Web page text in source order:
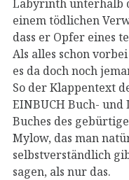
Labyrinth unterhalb
einem tödlichen
dass er Opfer eines
Als alles schon
es da doch noch
So der Klappentext
EINBUCH Buch-
Buches des
Mylow, das man
selbstverständlich
sagen, als nur das.